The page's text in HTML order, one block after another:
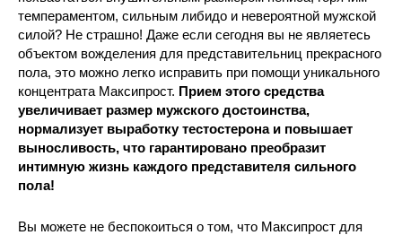
темпераментом, сильным либидо и невероятной мужской
силой? Не страшно! Даже если сегодня вы не являетесь
объектом вожделения для представительниц прекрасного
пола, это можно легко исправить при помощи уникального
концентрата Максипрост. Прием этого средства
увеличивает размер мужского достоинства,
нормализует выработку тестостерона и повышает
выносливость, что гарантировано преобразит
интимную жизнь каждого представителя сильного
пола!
Вы можете не беспокоиться о том, что Максипрост для